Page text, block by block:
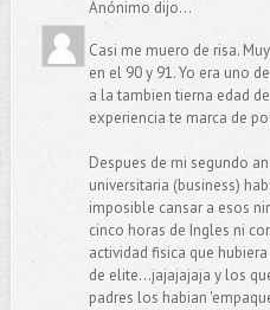
Anónimo dijo...
Casi me muero de risa.
en el 90 y 91. Yo era uno
a la tambien tierna edad
experiencia te marca de
Despues de mi segundo
universitaria (business)
imposible cansar a esos
cinco horas de Ingles ni
actividad fisica que
de elite...jajajajaja y los
padres los habian